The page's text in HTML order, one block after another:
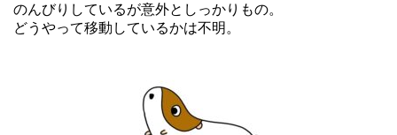
のんびりしているが意外としっかりもの。
どうやって移動しているかは不明。